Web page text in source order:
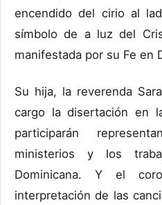
encendido del cirio al
símbolo de a luz del
manifestada por su Fe en
Su hija, la reverenda
cargo la disertación en
participarán
ministerios y los
Dominicana. Y el
interpretación de las